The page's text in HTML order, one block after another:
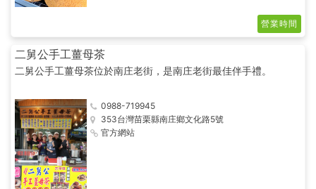
營業時間
二舅公手工薑母茶
二舅公手工薑母茶位於南庄老街，是南庄老街最佳伴手禮。
0988-719945
353台灣苗栗縣南庄鄉文化路5號
官方網站